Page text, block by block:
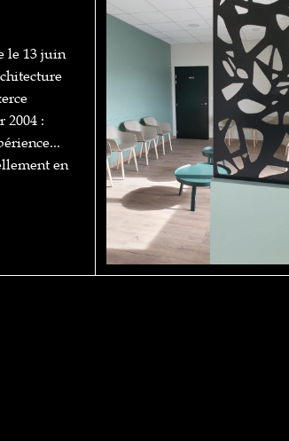
le 13 juin
2004 :
en